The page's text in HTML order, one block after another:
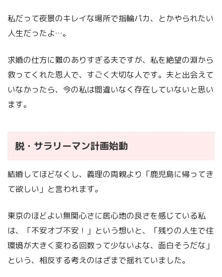
私だって夜景のキレイな場所で指輪パカ、とかやられたい
人生だったよ…。
求婚の仕方に難のありすぎる夫ですが、私を絶望の淵から
救ってくれた恩人で、すごく大切な人です。夫と出会えて
いなかったら、今の私は間違いなく存在していないと思い
ます。
脱・サラリーマン計画始動
結婚してほどなくし、義理の両親より「鹿児島に帰ってき
て欲しい」と言われます。
東京のほどよい無関心さに居心地の良さを感じている私
は、「不安オブ不安！」という想いと、「残りの人生で住
環境が大きく変わる回数って少ないよな、面白そうだな」
という、相反する考えのはざまで揺れていました。